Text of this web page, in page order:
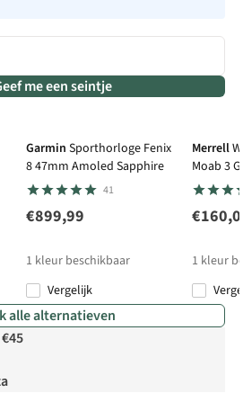
me een seintje
Garmin Sporthorloge Fenix
8 47mm Amoled Sapphire
41
€899,99
1 kleur beschikbaar
Vergelijk
Merrell
Moab 3
1 kleur
alle alternatieven